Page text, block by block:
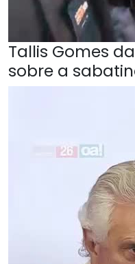
Tallis Gomes
sobre a